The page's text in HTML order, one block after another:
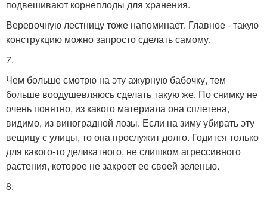
подвешивают корнеплоды для хранения.
Веревочную лестницу тоже напоминает. Главное - такую
конструкцию можно запросто сделать самому.
7.
Чем больше смотрю на эту ажурную бабочку, тем
больше воодушевляюсь сделать такую же. По снимку не
очень понятно, из какого материала она сплетена,
видимо, из виноградной лозы. Если на зиму убирать эту
вещицу с улицы, то она прослужит долго. Годится только
для какого-то деликатного, не слишком агрессивного
растения, которое не закроет ее своей зеленью.
8.